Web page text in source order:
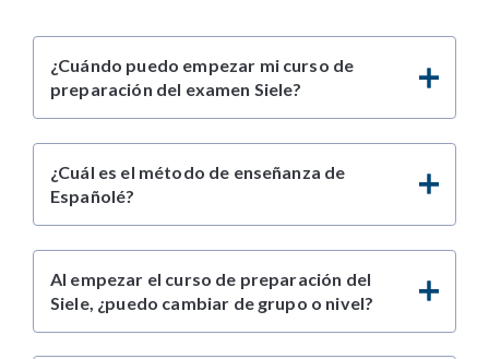
¿Cuándo puedo empezar mi curso de
preparación del examen Siele?
¿Cuál es el método de enseñanza de
Españolé?
Al empezar el curso de preparación del
Siele, ¿puedo cambiar de grupo o nivel?